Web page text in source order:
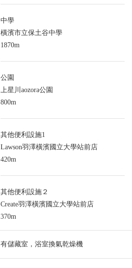
中學
橫濱市立保土谷中學
1870m
公園
上星川aozora公園
800m
其他便利設施1
Lawson羽澤橫濱國立大學站前店
420m
其他便利設施２
Create羽澤橫濱國立大學站前店
370m
有儲藏室，浴室換氣乾燥機